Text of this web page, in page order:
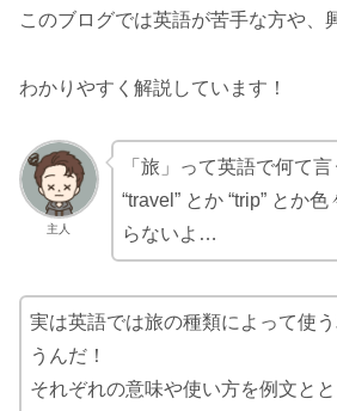
このブログでは英語が苦手な方や、
わかりやすく解説しています！
主人
「旅」って英語で何て言
“travel” とか “trip” とか
らないよ…
実は英語では旅の種類によって使
うんだ！
それぞれの意味や使い方を例文と